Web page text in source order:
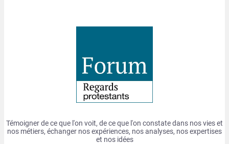
Témoigner de ce que l'on voit, de ce que l'on constate dans nos vies et
nos métiers, échanger nos expériences, nos analyses, nos expertises
et nos idées